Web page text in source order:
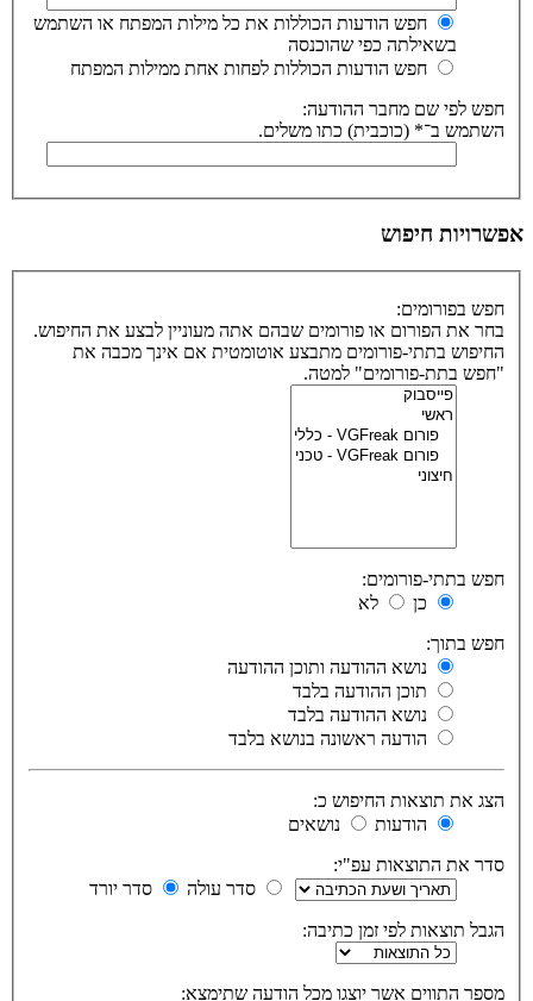
חפש הודעות הכוללות את כל מילות המפתח או השתמש
בשאילתה כפי שהוכנסה
חפש הודעות הכוללות לפחות אחת ממילות המפתח
חפש לפי שם מחבר ההודעה:
השתמש ב־* (כוכבית) כתו משלים.
אפשרויות חיפוש
חפש בפורומים:
בחר את הפורום או פורומים שבהם אתה מעוניין לבצע את החיפוש.
החיפוש בתתי-פורומים מתבצע אוטומטית אם אינך מכבה את
"חפש בתת-פורומים" למטה.
חפש בתתי-פורומים:
כן
לא
חפש בתוך:
נושא ההודעה ותוכן ההודעה
תוכן ההודעה בלבד
נושא ההודעה בלבד
הודעה ראשונה בנושא בלבד
הצג את תוצאות החיפוש כ:
הודעות
נושאים
סדר את התוצאות עפ"י:
סדר עולה
סדר יורד
הגבל תוצאות לפי זמן כתיבה:
מספר התווים אשר יוצגו מכל הודעה שתימצא: